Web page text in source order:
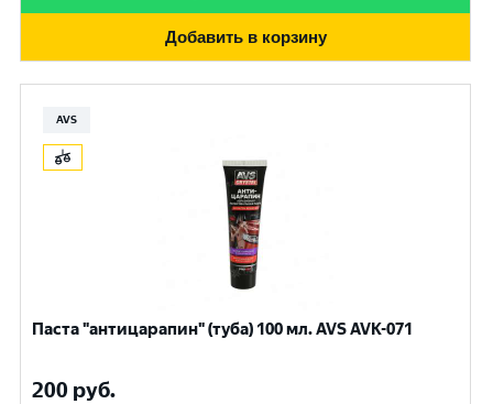
Добавить в корзину
AVS
Паста "антицарапин" (туба) 100 мл. AVS AVK-071
200 руб.